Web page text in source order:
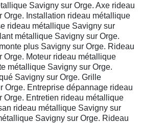
Savigny sur Orge. Axe rideau
Orge. Installation rideau métallique
rideau métallique Savigny sur
métallique Savigny sur Orge.
plus Savigny sur Orge. Rideau
Orge. Moteur rideau métallique
métallique Savigny sur Orge.
Savigny sur Orge. Grille
Orge. Entreprise dépannage rideau
Orge. Entretien rideau métallique
rideau métallique Savigny sur
Savigny sur Orge. Rideau